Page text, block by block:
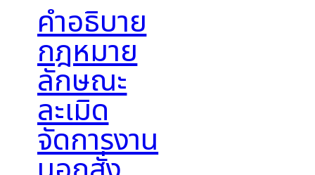
คำอธิบาย
กฎหมาย
ลักษณะ
ละเมิด
จัดการงาน